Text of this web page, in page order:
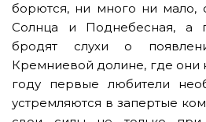
борются, ни много ни мало,
Солнца и Поднебесная, а
бродят слухи о
Кремниевой долине, где они
году первые любители
устремляются в запертые